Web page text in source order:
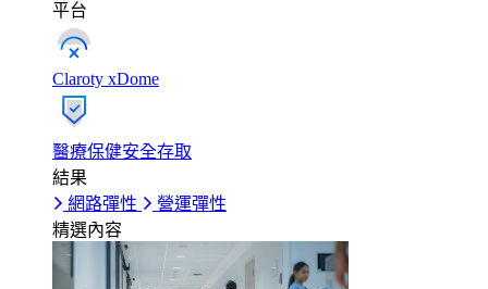
平台
Claroty xDome
醫療保健安全存取
結果
網路彈性
營運彈性
精選內容